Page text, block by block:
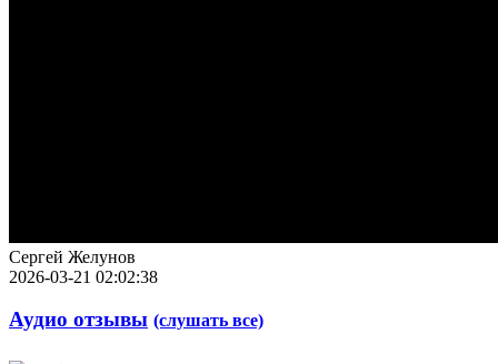
Сергей Желунов
2026-03-21 02:02:38
Аудио отзывы (слушать все)